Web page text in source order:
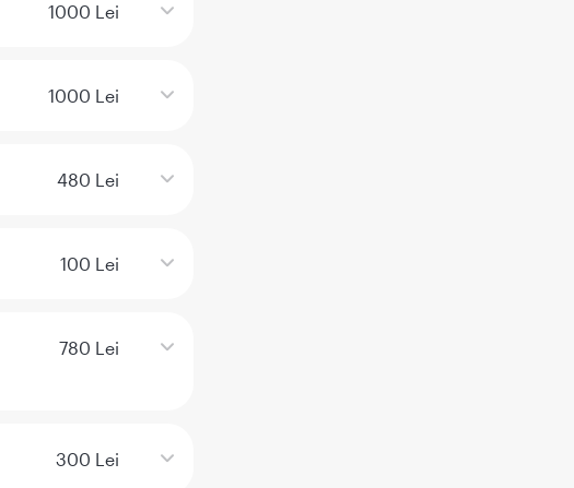
1000 Lei
1000 Lei
480 Lei
100 Lei
780 Lei
300 Lei